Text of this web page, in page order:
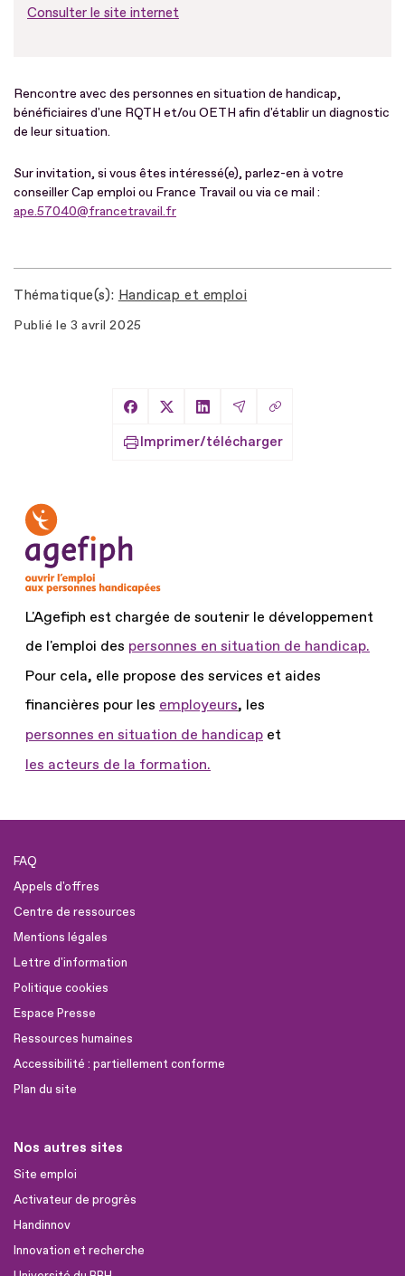
Consulter le site internet
Rencontre avec des personnes en situation de handicap,
bénéficiaires d'une RQTH et/ou OETH afin d'établir un diagnostic
de leur situation.
Sur invitation, si vous êtes intéressé(e), parlez-en à votre
conseiller Cap emploi ou France Travail ou via ce mail :
ape.57040@francetravail.fr
Thématique(s) Handicap et emploi
Publié le 3 avril 2025
Partager sur Facebook
Partager sur X
Partager sur LinkedIn
Partager par Email
Copier le lien
Imprimer/télécharger
L'Agefiph est chargée de soutenir le développement
de l'emploi des personnes en situation de handicap.
Pour cela, elle propose des services et aides
financières pour les employeurs, les
personnes en situation de handicap et
les acteurs de la formation.
FAQ
Appels d'offres
Centre de ressources
Mentions légales
Lettre d'information
Politique cookies
Espace Presse
Ressources humaines
Accessibilité : partiellement conforme
Plan du site
Nos autres sites
Site emploi
Activateur de progrès
Handinnov
Innovation et recherche